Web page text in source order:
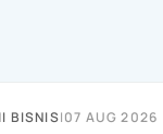
BISNIS|07 AUG 2026